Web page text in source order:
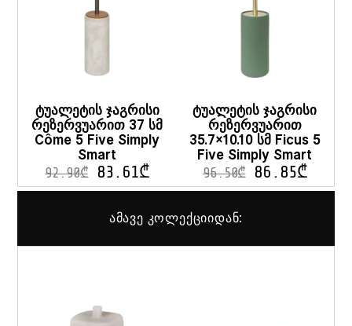
ტუალეტის ჯაგრისი
რეზერვუარით 37 სმ
Côme 5 Five Simply
Smart
92.90₾ 83.61₾
ტუალეტის ჯაგრისი
რეზერვუარით
35.7×10.10 სმ Ficus 5
Five Simply Smart
96.50₾ 86.85₾
ამავე კოლექციიდან: